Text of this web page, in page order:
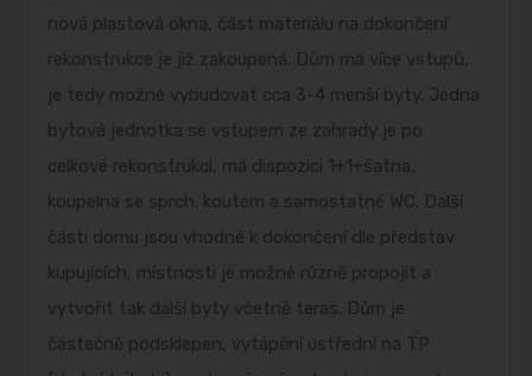
nová plastová okna, část materiálu na dokončení
rekonstrukce je již zakoupená. Dům má více vstupů,
je tedy možné vybudovat cca 3-4 menší byty. Jedna
bytová jednotka se vstupem ze zahrady je po
celkové rekonstrukci, má dispozici 1+1+šatna,
koupelna se sprch. koutem a samostatné WC. Další
části domu jsou vhodné k dokončení dle představ
kupujících, místnosti je možné různě propojit a
vytvořit tak další byty včetně teras. Dům je
částečně podsklepen, vytápění ústřední na TP